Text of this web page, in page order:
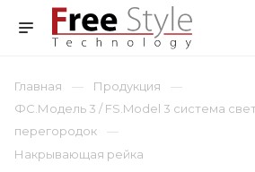
Главная
Продукция
ФС.Модель 3 / FS.Model 3 система
перегородок
Накрывающая рейка